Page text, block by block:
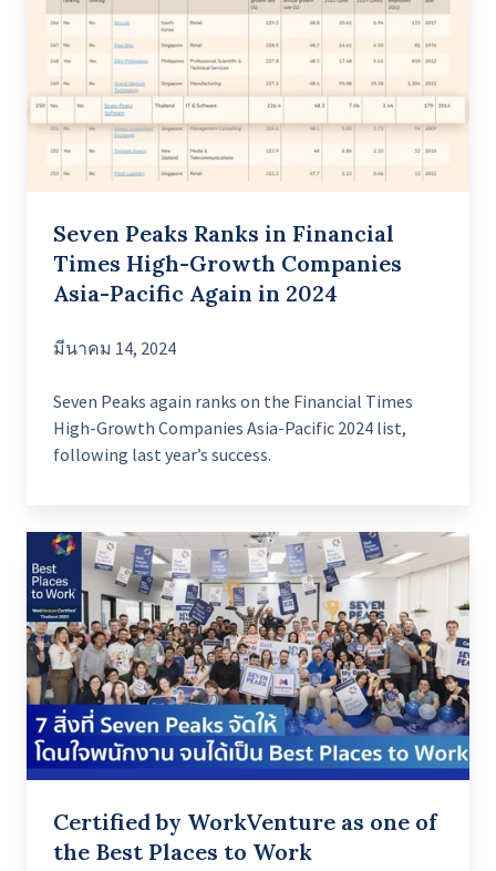
Ranks
Financial
Times
High-
Growth
Asia-
Pacific
Again
2024
Seven Peaks Ranks in Financial
Times High-Growth Companies
Asia-Pacific Again in 2024
มีนาคม 14, 2024
Seven Peaks again ranks on the Financial Times
High-Growth Companies Asia-Pacific 2024 list,
following last year’s success.
Certified
by
WorkVenture
as
one
of
the
Best
Work
Certified by WorkVenture as one of
the Best Places to Work